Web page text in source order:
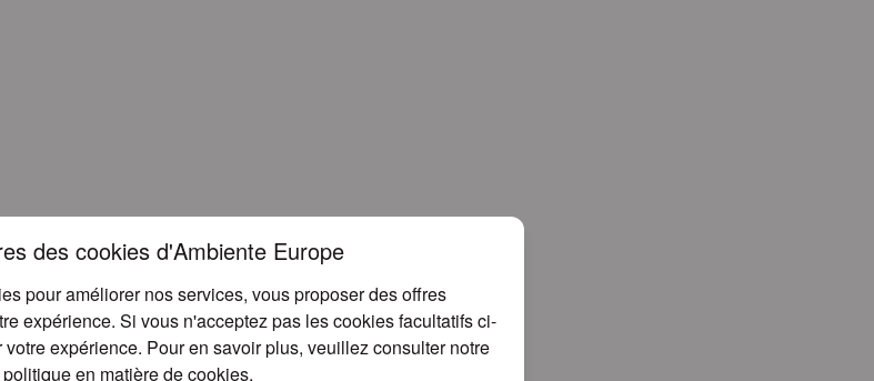
des cookies d'Ambiente Europe
pour améliorer nos services, vous proposer des offres
expérience. Si vous n'acceptez pas les cookies facultatifs ci-
expérience. Pour en savoir plus, veuillez consulter notre
politique en matière de cookies.